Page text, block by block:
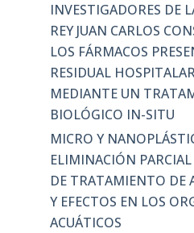
INVESTIGADORES DE
REY JUAN CARLOS
LOS FÁRMACOS
RESIDUAL
MEDIANTE UN
BIOLÓGICO IN-SITU
MICRO Y
ELIMINACIÓN
DE TRATAMIENTO DE
Y EFECTOS EN LOS
ACUÁTICOS